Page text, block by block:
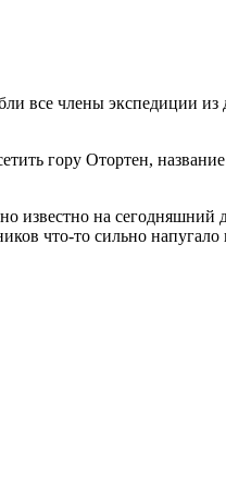
все члены экспедиции
гору Отортен,
известно на
что-то сильно